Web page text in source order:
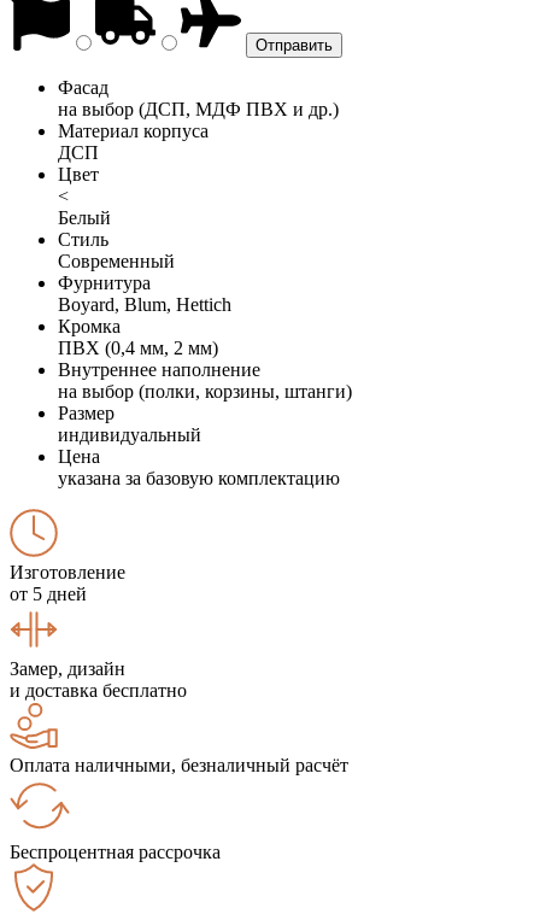
Фасад
на выбор (ДСП, МДФ ПВХ и др.)
Материал корпуса
ДСП
Цвет
<
Белый
Стиль
Современный
Фурнитура
Boyard, Blum, Hettich
Кромка
ПВХ (0,4 мм, 2 мм)
Внутреннее наполнение
на выбор (полки, корзины, штанги)
Размер
индивидуальный
Цена
указана за базовую комплектацию
Изготовление
от 5 дней
Замер, дизайн
и доставка бесплатно
Оплата наличными, безналичный расчёт
Беспроцентная рассрочка